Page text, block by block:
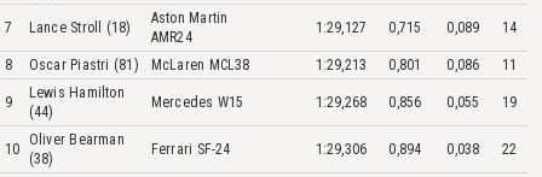
7 Lance Stroll (18)
Aston Martin
AMR24
1:29,127 0,715 0,089 14
8 Oscar Piastri (81) McLaren MCL38 1:29,213 0,801 0,086 11
9
Lewis Hamilton
(44)
Mercedes W15 1:29,268 0,856 0,055 19
10
Oliver Bearman
(38)
Ferrari SF-24 1:29,306 0,894 0,038 22